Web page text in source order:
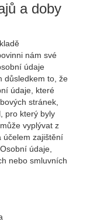
a doby
nám své
údaje
důsledkem to, že
údaje, které
stránek,
pro který byly
vyplývat z
účelem zajištění
údaje,
nebo smluvních